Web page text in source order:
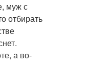
муж с
отбирать
а во-